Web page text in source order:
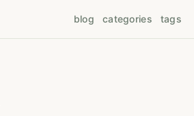
blog categories tags